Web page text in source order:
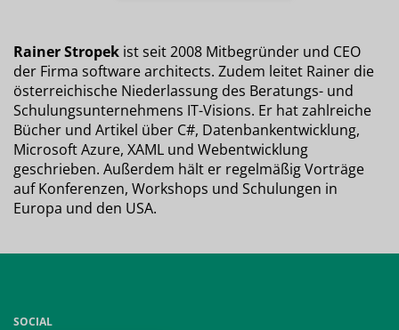
Rainer Stropek ist seit 2008 Mitbegründer und CEO
der Firma software architects. Zudem leitet Rainer die
österreichische Niederlassung des Beratungs- und
Schulungsunternehmens IT-Visions. Er hat zahlreiche
Bücher und Artikel über C#, Datenbankentwicklung,
Microsoft Azure, XAML und Webentwicklung
geschrieben. Außerdem hält er regelmäßig Vorträge
auf Konferenzen, Workshops und Schulungen in
Europa und den USA.
SOCIAL